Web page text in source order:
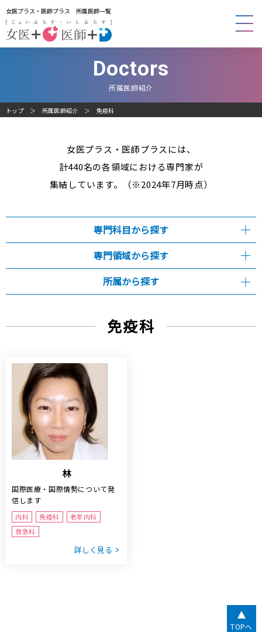
女医プラス・医師プラス 所属医師一覧
Doctors
所属医師紹介
トップ 所属医師紹介 免疫科
女医プラス・医師プラスには、
計440名の各領域における専門家が
集結しています。（※2024年7月時点）
専門科目から探す
専門領域から探す
所属から探す
免疫科
林
国際医療・国際情勢について発
信します
内科 免疫科
老年内科
救急科
詳しく見る
TOPへ